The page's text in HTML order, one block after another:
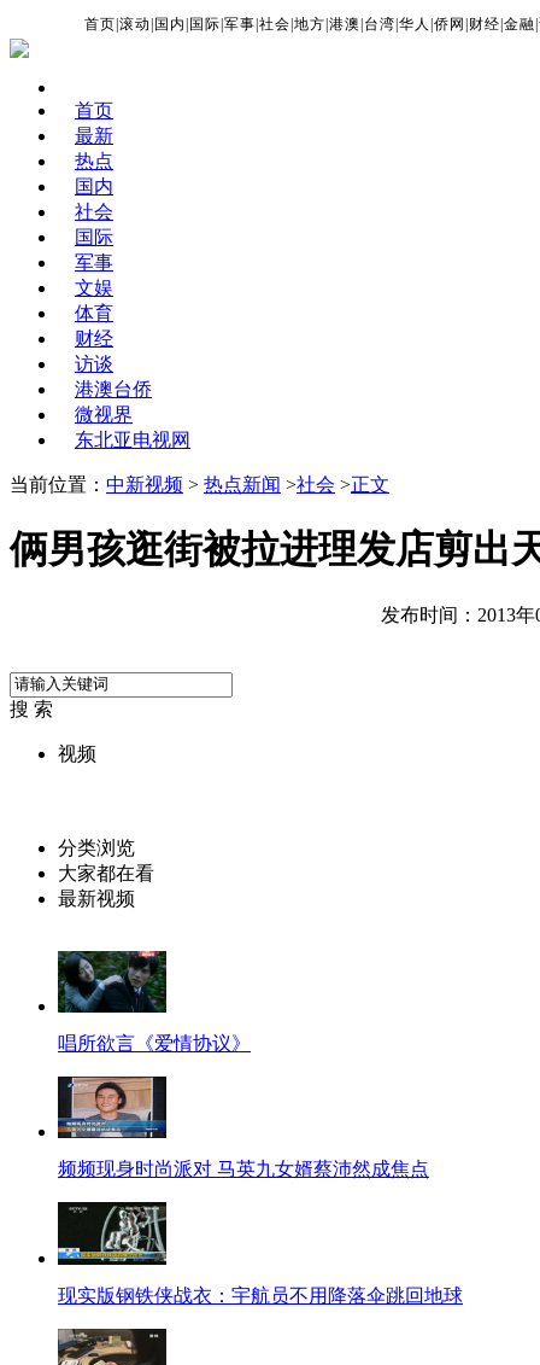
首页 |滚动 国内 国际 |军事 |社会 |地方 |港澳 台湾 |华人 |侨网 财经 |金融 |
首页
最新
热点
国内
社会
国际
军事
文娱
体育
财经
访谈
港澳台侨
微视界
东北亚电视网
当前位置： 中新视频 > 热点新闻 >社会 >正文
俩男孩逛街被拉进理发店剪出
发布时间：2013年
搜 索
视频
分类浏览
大家都在看
最新视频
唱所欲言《爱情协议》
频频现身时尚派对 马英九女婿蔡沛然成焦点
现实版钢铁侠战衣：宇航员不用降落伞跳回地球